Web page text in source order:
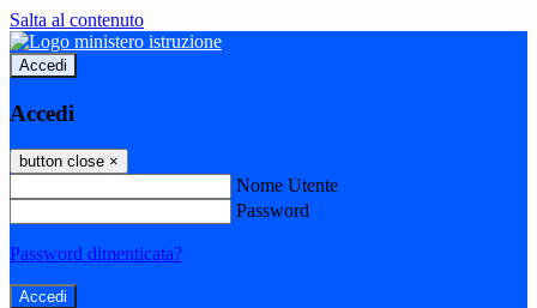
Salta al contenuto
Accedi
Accedi
button close ×
Nome Utente
Password
Password dimenticata?